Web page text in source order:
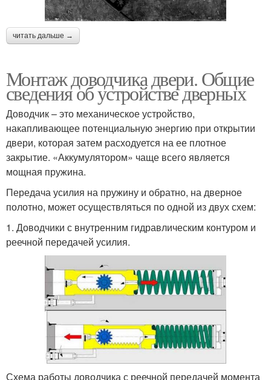
читать дальше →
Монтаж доводчика двери. Общие
сведения об устройстве дверных
Доводчик – это механическое устройство,
накапливающее потенциальную энергию при открытии
двери, которая затем расходуется на ее плотное
закрытие. «Аккумулятором» чаще всего является
мощная пружина.
Передача усилия на пружину и обратно, на дверное
полотно, может осуществляться по одной из двух схем:
1. Доводчики с внутренним гидравлическим контуром и
реечной передачей усилия.
Схема работы доводчика с реечной передачей момента